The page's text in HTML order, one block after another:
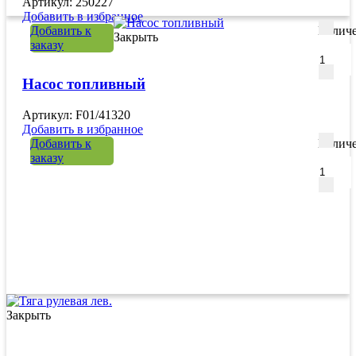
Добавить в избранное
Добавить к
заказу
Закрыть
Насос топливный
Артикул: F01/41320
Добавить в избранное
Добавить к
заказу
Закрыть